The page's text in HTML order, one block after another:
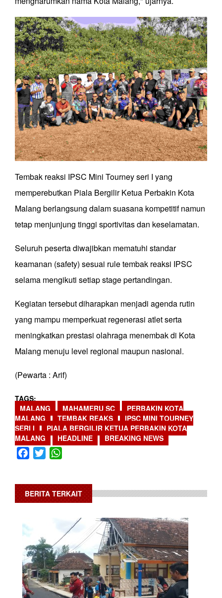
Tembak reaksi IPSC Mini Tourney seri I yang
memperebutkan Piala Bergilir Ketua Perbakin Kota
Malang berlangsung dalam suasana kompetitif namun
tetap menjunjung tinggi sportivitas dan keselamatan.
Seluruh peserta diwajibkan mematuhi standar
keamanan (safety) sesuai rule tembak reaksi IPSC
selama mengikuti setiap stage pertandingan.
Kegiatan tersebut diharapkan menjadi agenda rutin
yang mampu memperkuat regenerasi atlet serta
meningkatkan prestasi olahraga menembak di Kota
Malang menuju level regional maupun nasional.
(Pewarta : Arif)
TAGS
MALANG
MAHAMERU SC
PERBAKIN KOTA
MALANG
TEMBAK REAKS
IPSC MINI TOURNEY
SERI I
PIALA BERGILIR KETUA PERBAKIN KOTA
MALANG
HEADLINE BREAKING NEWS
Facebook
Twitter
BERITA TERKAIT